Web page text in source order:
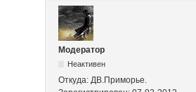
Модератор
Неактивен
Откуда: ДВ.Приморье.